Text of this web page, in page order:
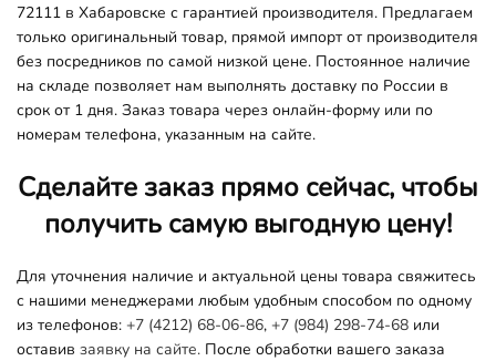
72111 в Хабаровске с гарантией производителя. Предлагаем
только оригинальный товар, прямой импорт от производителя
без посредников по самой низкой цене. Постоянное наличие
на складе позволяет нам выполнять доставку по России в
срок от 1 дня. Заказ товара через онлайн-форму или по
номерам телефона, указанным на сайте.
Сделайте заказ прямо сейчас, чтобы
получить самую выгодную цену!
Для уточнения наличие и актуальной цены товара свяжитесь
с нашими менеджерами любым удобным способом по одному
из телефонов: +7 (4212) 68-06-86, +7 (984) 298-74-68 или
оставив заявку на сайте. После обработки вашего заказа